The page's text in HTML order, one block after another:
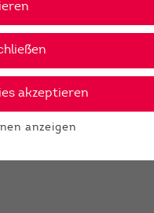
akzeptieren
anzeigen